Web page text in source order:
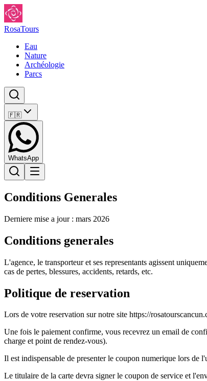
RosaTours
Eau
Nature
Archéologie
Parcs
🇫🇷
WhatsApp
Conditions Generales
Derniere mise a jour : mars 2026
Conditions generales
L'agence, le transporteur et ses representants agissent
cas de pertes, blessures, accidents, retards, etc.
Politique de reservation
Lors de votre reservation sur notre site https://
Une fois le paiement confirme, vous recevrez un email de
charge et point de rendez-vous).
Il est indispensable de presenter le coupon numerique lors de
Le titulaire de la carte devra signer le coupon de service et